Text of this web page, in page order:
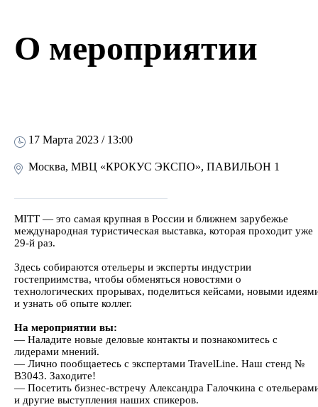
О мероприятии
17 Марта 2023 / 13:00
Москва, МВЦ «КРОКУС ЭКСПО», ПАВИЛЬОН 1
MITT — это самая крупная в России и ближнем зарубежье
международная туристическая выставка, которая проходит уже
29-й раз.
Здесь собираются отельеры и эксперты индустрии
гостеприимства, чтобы обменяться новостями о
технологических прорывах, поделиться кейсами, новыми
и узнать об опыте коллег.
На мероприятии вы:
— Наладите новые деловые контакты и познакомитесь с
лидерами мнений.
— Лично пообщаетесь с экспертами TravelLine. Наш стенд №
B3043. Заходите!
— Посетить бизнес-встречу Александра Галочкина с
и другие выступления наших спикеров.